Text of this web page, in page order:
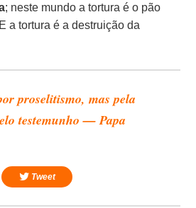
; neste mundo a tortura é o pão
a tortura é a destruição da
proselitismo, mas pela
testemunho — Papa
Tweet